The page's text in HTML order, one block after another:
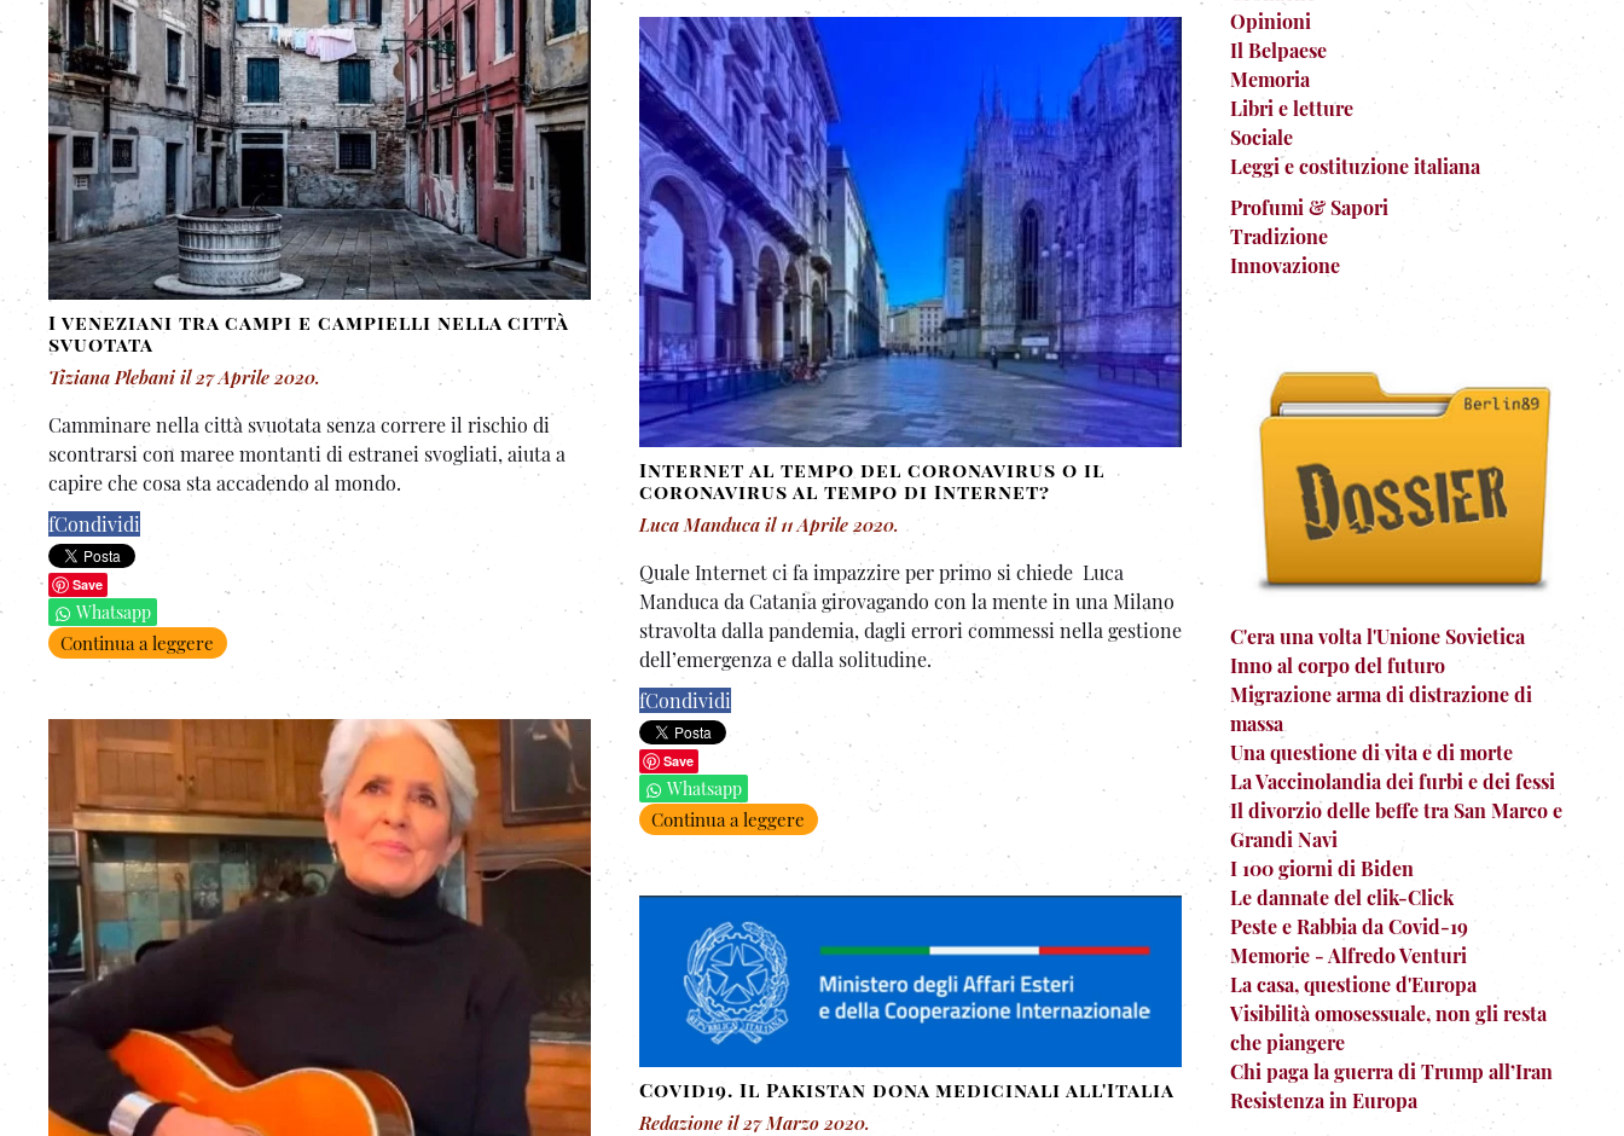
I veneziani tra campi e campielli nella città
svuotata
Tiziana Plebani il27 Aprile 2020.
Camminare nella città svuotata senza correre il rischio di
scontrarsi con maree montanti di estranei svogliati, aiuta a
capire che cosa sta accadendo al mondo.
fCondividi
Save
Whatsapp
Continua a leggere
Internet al tempo del coronavirus o il
coronavirus al tempo di Internet?
Luca Manduca il 11 Aprile 2020.
Quale Internet ci fa impazzire per primo si chiede Luca
Manduca da Catania girovagando con la mente in una Milano
stravolta dalla pandemia, dagli errori commessi nella gestione
dell’emergenza e dalla solitudine.
fCondividi
Save
Whatsapp
Continua a leggere
Covid19. Il Pakistan dona medicinali all'Italia
Redazione il 27 Marzo 2020.
Opinioni
Il Belpaese
Memoria
Libri e letture
Sociale
Leggi e costituzione italiana
Profumi & Sapori
Tradizione
Innovazione
C'era una volta l'Unione Sovietica
Inno al corpo del futuro
Migrazione arma di distrazione di
massa
Una questione di vita e di morte
La Vaccinolandia dei furbi e dei fessi
Il divorzio delle beffe tra San Marco e
Grandi Navi
I 100 giorni di Biden
Le dannate del clik-Click
Peste e Rabbia da Covid-19
Memorie - Alfredo Venturi
La casa, questione d'Europa
Visibilità omosessuale, non gli resta
che piangere
Chi paga la guerra di Trump all’Iran
Resistenza in Europa